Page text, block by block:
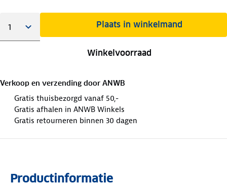
Plaats in winkelmand
Winkelvoorraad
Verkoop en verzending door ANWB
Gratis thuisbezorgd vanaf 50,-
Gratis afhalen in ANWB Winkels
Gratis retourneren binnen 30 dagen
Productinformatie